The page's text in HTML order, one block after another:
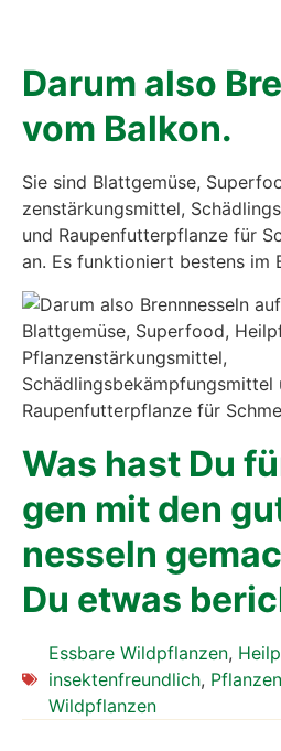
Dar­um also
vom Bal­kon.
Sie sind Blatt­ge­mü­se,
zen­stär­kungs­mit­tel,
und Rau­pen­fut­ter­pflan­ze für
an. Es funk­tio­niert bes­tens im
Was hast Du
gen mit den
nes­seln
Du etwas
Essbare Wildpflanzen,
insektenfreundlich,
Wildpflanzen